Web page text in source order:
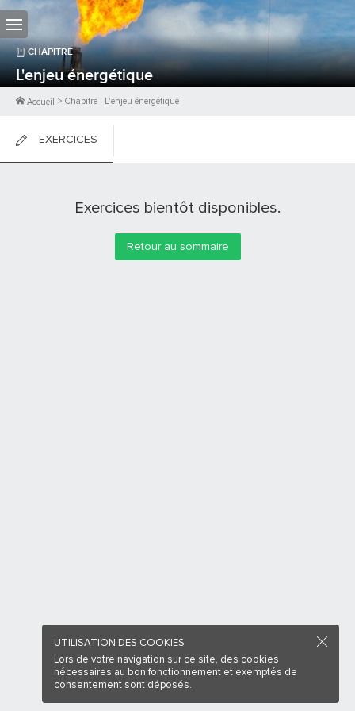
CHAPITRE
L'enjeu énergétique
Accueil > Chapitre - L'enjeu énergétique
EXERCICES
Exercices bientôt disponibles.
Retour au sommaire
UTILISATION DES COOKIES
Lors de votre navigation sur ce site, des cookies
nécessaires au bon fonctionnement et exemptés de
consentement sont déposés.